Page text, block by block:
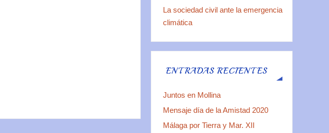
La sociedad civil ante la emergencia
climática
ENTRADAS RECIENTES
Juntos en Mollina
Mensaje día de la Amistad 2020
Málaga por Tierra y Mar. XII